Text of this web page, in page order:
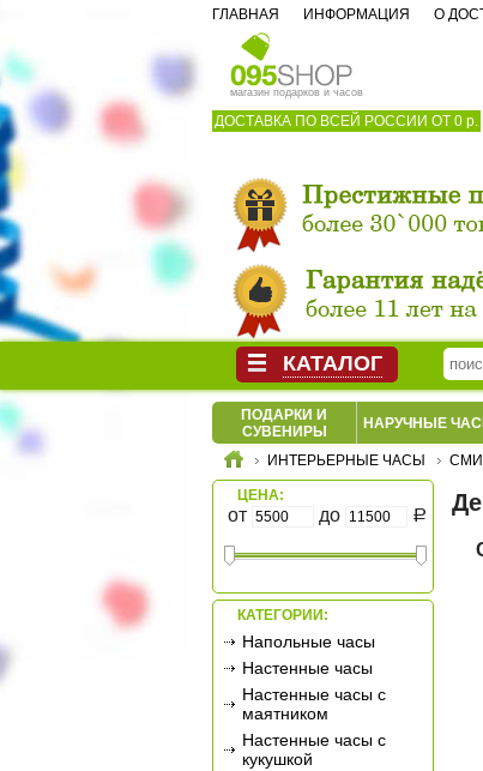
магазин подарков и часов
ДОСТАВКА ПО ВСЕЙ РОССИИ ОТ 0 р.
ГЛАВНАЯ ИНФОРМАЦИЯ О
ПОДАРКИ И
СУВЕНИРЫ
НАРУЧНЫЕ
ИНТЕРЬЕРНЫЕ ЧАСЫ
ЦЕНА:
от до Р
КАТЕГОРИИ:
Напольные часы
Настенные часы
Настенные часы с
маятником
Настенные часы с
кукушкой
КАТАЛОГ